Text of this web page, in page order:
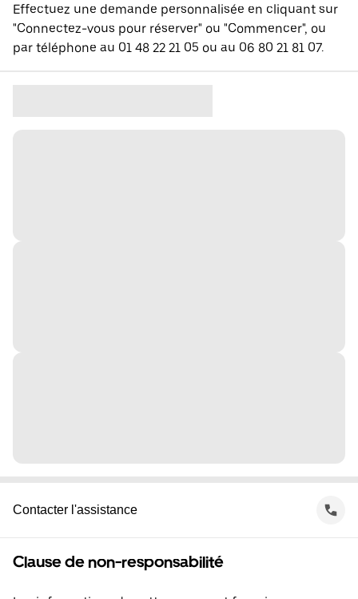
Effectuez une demande personnalisée en cliquant sur
"Connectez-vous pour réserver" ou "Commencer", ou
par téléphone au 01 48 22 21 05 ou au 06 80 21 81 07.
Contacter l'assistance
Clause de non-responsabilité